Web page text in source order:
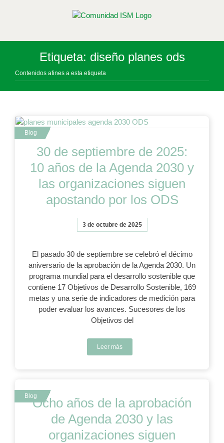
Etiqueta: diseño planes ods
Contenidos afines a esta etiqueta
30 de septiembre de 2025:
10 años de la Agenda 2030 y
las organizaciones siguen
apostando por los ODS
3 de octubre de 2025
El pasado 30 de septiembre se celebró el décimo
aniversario de la aprobación de la Agenda 2030. Un
programa mundial para el desarrollo sostenible que
contiene 17 Objetivos de Desarrollo Sostenible, 169
metas y una serie de indicadores de medición para
poder evaluar los avances. Sucesores de los
Objetivos del
Leer más
Ocho años de la aprobación
de Agenda 2030 y las
organizaciones siguen